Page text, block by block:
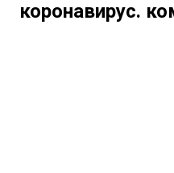
коронавирус.